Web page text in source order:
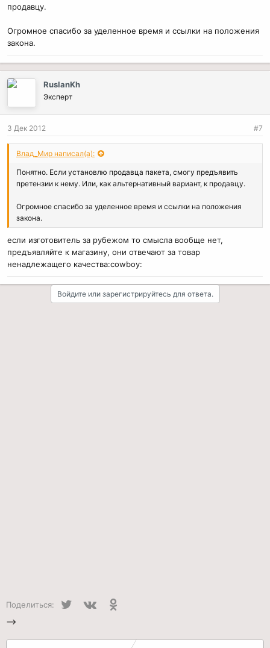
продавцу.
Огромное спасибо за уделенное время и ссылки на положения
закона.
RuslanKh
Эксперт
3 Дек 2012 #7
Влад_Мир написал(а):
Понятно. Если установлю продавца пакета, смогу предъявить
претензии к нему. Или, как альтернативный вариант, к продавцу.
Огромное спасибо за уделенное время и ссылки на положения
закона.
если изготовитель за рубежом то смысла вообще нет,
предъявляйте к магазину, они отвечают за товар
ненадлежащего качества:cowboy:
Войдите или зарегистрируйтесь для ответа.
Поделиться: Twitter
-->